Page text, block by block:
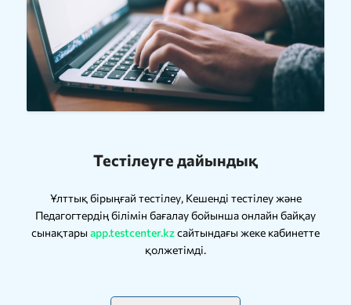
Тестілеуге дайындық
Ұлттық бірыңғай тестілеу, Кешенді тестілеу және
Педагогтердің білімін бағалау бойынша онлайн байқау
сынақтары app.testcenter.kzсайтындағы жеке кабинетте
қолжетімді.